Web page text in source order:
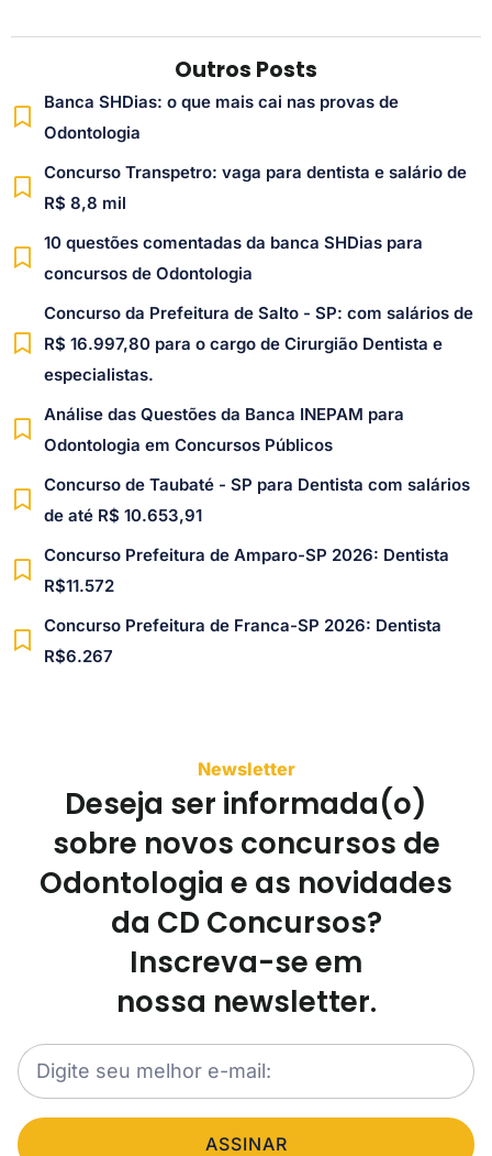
Outros Posts
Banca SHDias: o que mais cai nas provas de
Odontologia
Concurso Transpetro: vaga para dentista e salário de
R$ 8,8 mil
10 questões comentadas da banca SHDias para
concursos de Odontologia
Concurso da Prefeitura de Salto - SP: com salários de
R$ 16.997,80 para o cargo de Cirurgião Dentista e
especialistas.
Análise das Questões da Banca INEPAM para
Odontologia em Concursos Públicos
Concurso de Taubaté - SP para Dentista com salários
de até R$ 10.653,91
Concurso Prefeitura de Amparo-SP 2026: Dentista
R$11.572
Concurso Prefeitura de Franca-SP 2026: Dentista
R$6.267
Newsletter
Deseja ser informada(o)
sobre novos concursos de
Odontologia e as novidades
da CD Concursos?
Inscreva-se em
nossa newsletter.
ASSINAR